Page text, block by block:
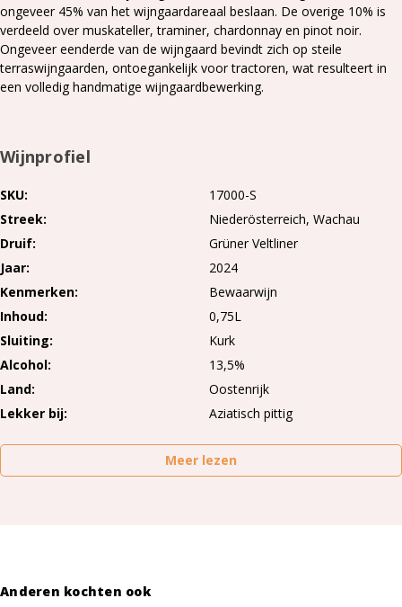
ongeveer 45% van het wijngaardareaal beslaan. De overige 10% is
verdeeld over muskateller, traminer, chardonnay en pinot noir.
Ongeveer eenderde van de wijngaard bevindt zich op steile
terraswijngaarden, ontoegankelijk voor tractoren, wat resulteert in
een volledig handmatige wijngaardbewerking.
Wijnprofiel
SKU
17000-S
Streek
Niederösterreich Wachau
Druif
Grüner Veltliner
Jaar
2024
Kenmerken
Bewaarwijn
Inhoud
0,75L
Sluiting
Kurk
Alcohol
13,5%
Land
Oostenrijk
Lekker bij
Aziatisch pittig
Meer lezen
Anderen kochten ook